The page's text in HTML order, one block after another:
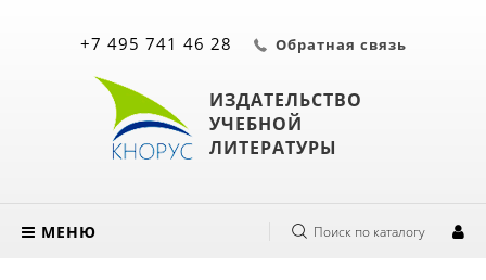
ИЗДАТЕЛЬСТВО
УЧЕБНОЙ
ЛИТЕРАТУРЫ
+7 495 741 46 28 Обратная связь
МЕНЮ Поиск по каталогу